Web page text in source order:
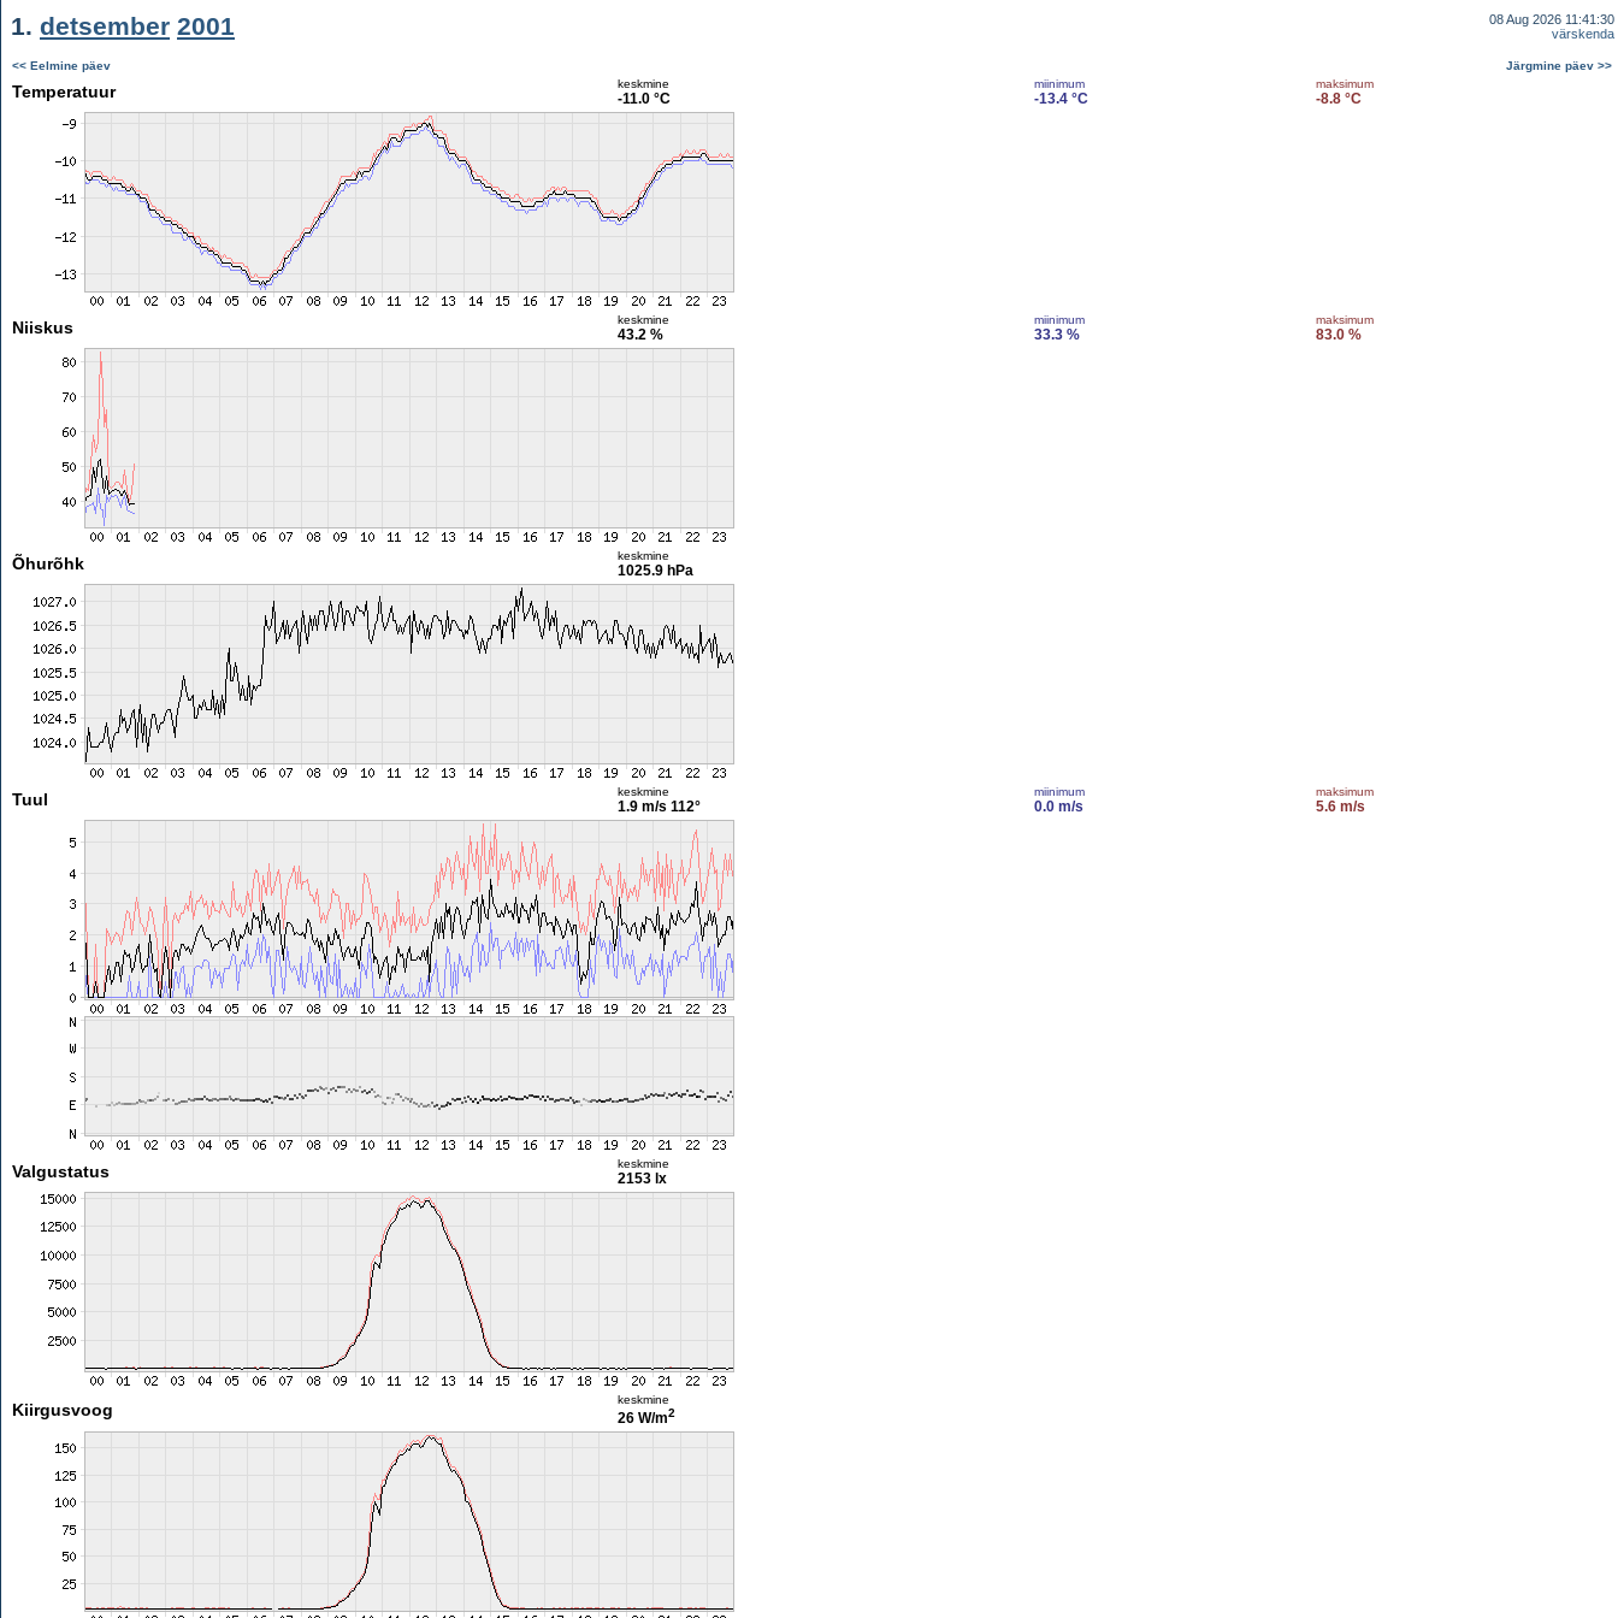
1. detsember 2001
08 Aug 2026 11:41:30
värskenda
<< Eelmine päev Järgmine päev >>
Temperatuur keskmine
-11.0 °C
miinimum
-13.4 °C
maksimum
-8.8 °C
Niiskus keskmine
43.2 %
miinimum
33.3 %
maksimum
83.0 %
Õhurõhk keskmine
1025.9 hPa
Tuul keskmine
1.9 m/s 112°
miinimum
0.0 m/s
maksimum
5.6 m/s
Valgustatus keskmine
2153 lx
Kiirgusvoog
keskmine
26 W/m2